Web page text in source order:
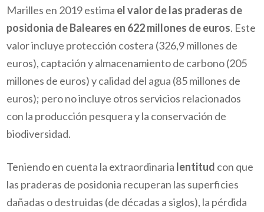
Marilles en 2019 estima el valor de las praderas de
posidonia de Baleares en 622 millones de euros. Este
valor incluye protección costera (326,9 millones de
euros), captación y almacenamiento de carbono (205
millones de euros) y calidad del agua (85 millones de
euros); pero no incluye otros servicios relacionados
con la producción pesquera y la conservación de
biodiversidad.
Teniendo en cuenta la extraordinaria lentitud con que
las praderas de posidonia recuperan las superficies
dañadas o destruidas (de décadas a siglos), la pérdida